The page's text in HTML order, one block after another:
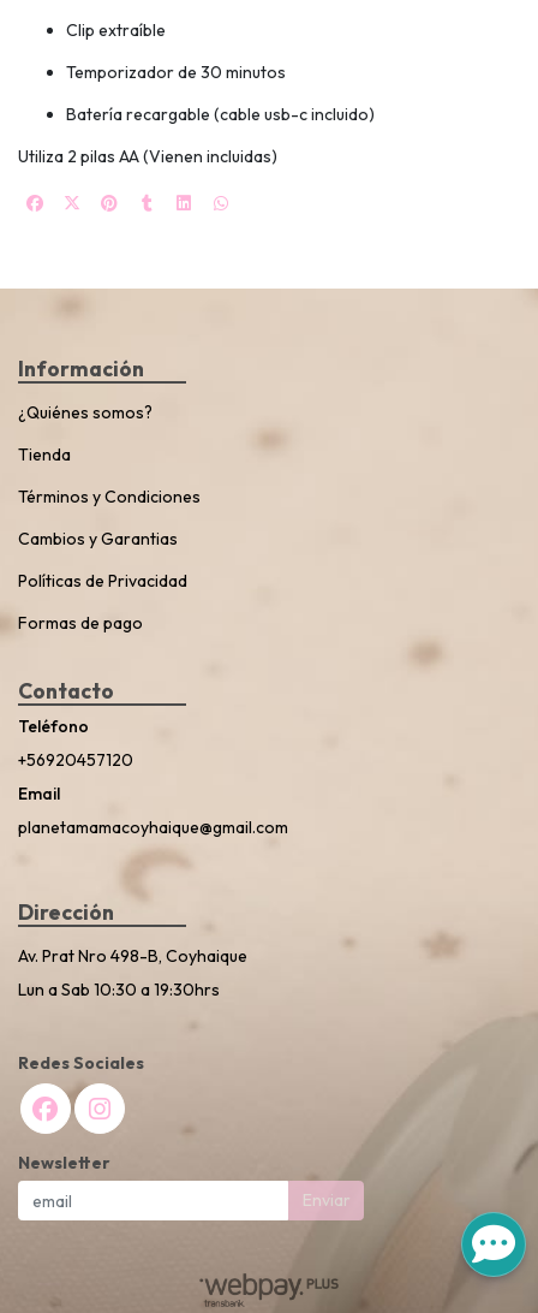
Clip extraíble
Temporizador de 30 minutos
Batería recargable (cable usb-c incluido)
Utiliza 2 pilas AA (Vienen incluidas)
Información
¿Quiénes somos?
Tienda
Términos y Condiciones
Cambios y Garantias
Políticas de Privacidad
Formas de pago
Contacto
Teléfono
+56920457120
Email
planetamamacoyhaique@gmail.com
Dirección
Av. Prat Nro 498-B, Coyhaique
Lun a Sab 10:30 a 19:30hrs
Redes Sociales
Newsletter
Enviar